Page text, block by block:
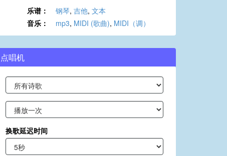
乐谱： 钢琴, 吉他, 文本
音乐：
mp3, MIDI (歌曲), MIDI（调）
点唱机
换歌延迟时间